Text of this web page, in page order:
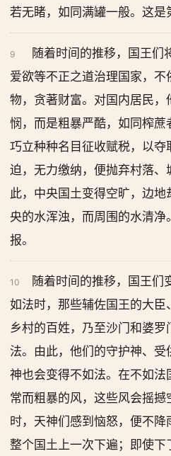
若无睹，如同满罐一般。这是
9
随着时间的推移，国王们
爱欲等不正之道治理国家，
物，贪著财富。对国内居民
悯，而是粗暴严酷，如同榨蔗
巧立种种名目征收赋税，以夺
迫，无力缴纳，便抛弃村落、
此，中央国土变得空旷，边
央的水浑浊，而周围的水清净
报。
10
随着时间的推移，国王们
如法时，那些辅佐国王的大臣
乡村的百姓，乃至沙门和婆
法。由此，他们的守护神、
神也会变得不如法。在不如法
常而粗暴的风，这些风会摇
时，天神们感到恼怒，便不
整个国土上一次下遍；即使